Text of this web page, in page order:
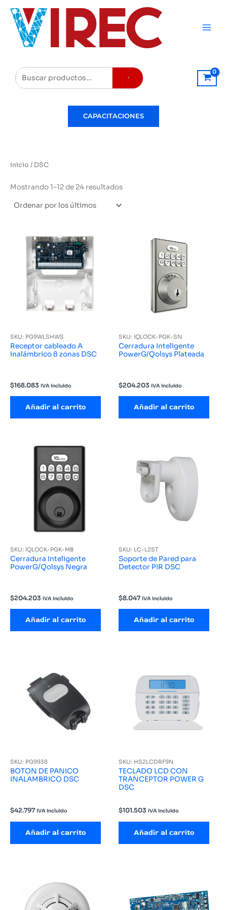
contenido
Buscar
CAPACITACIONES
Inicio / DSC
Mostrando 1–12 de 24 resultadosOrdenado
SKU: PG9WLSHWS
Receptor cableado A
inalámbrico 8 zonas DSC
$168.083 IVA incluido
Añadir al carrito
SKU: IQLOCK-PGK-SN
Cerradura Inteligente
PowerG/Qolsys Plateada
$204.203 IVA incluido
Añadir al carrito
SKU: IQLOCK-PGK-MB
Cerradura Inteligente
PowerG/Qolsys Negra
$204.203 IVA incluido
Añadir al carrito
SKU: LC-L2ST
Soporte de Pared para
Detector PIR DSC
$8.047 IVA incluido
Añadir al carrito
SKU: PG9938
BOTON DE PANICO
INALAMBRICO DSC
$42.797 IVA incluido
Añadir al carrito
SKU: HS2LCDRF9N
TECLADO LCD CON
TRANCEPTOR POWER G
DSC
$101.503 IVA incluido
Añadir al carrito